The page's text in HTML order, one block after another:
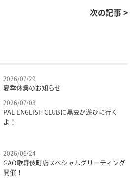
次の記事 >
2026/07/29
夏季休業のお知らせ
2026/07/03
PAL ENGLISH CLUBに黒豆が遊びに行く
よ！
2026/06/24
GAO歌舞伎町店スペシャルグリーティング
開催！